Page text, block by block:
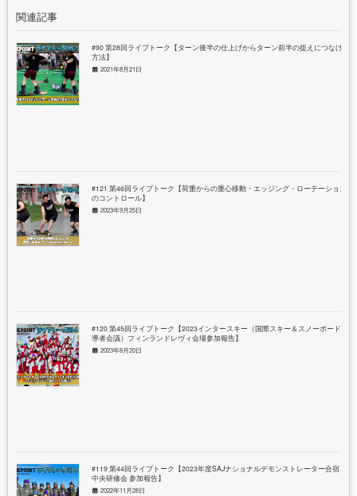
関連記事
#90 第28回ライブトーク【ターン後半の仕上げからターン前半の捉えにつなげる
方法】
2021年8月21日
#121 第46回ライブトーク【荷重からの重心移動・エッジング・ローテーション
のコントロール】
2023年9月25日
#120 第45回ライブトーク【2023インタースキー（国際スキー＆スノーボード指
導者会議）フィンランドレヴィ会場参加報告】
2023年8月20日
#119 第44回ライブトーク【2023年度SAJナショナルデモンストレーター合宿＆
中央研修会 参加報告】
2022年11月28日